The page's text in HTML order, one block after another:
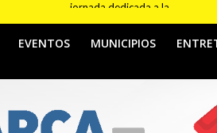
centroamericano
EVENTOS MUNICIPIOS